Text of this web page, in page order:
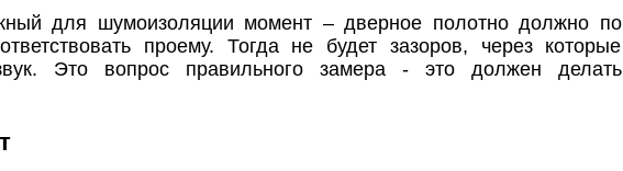
для шумоизоляции момент – дверное полотно должно по
проему. Тогда не будет зазоров, через которые
Это вопрос правильного замера - это должен делать